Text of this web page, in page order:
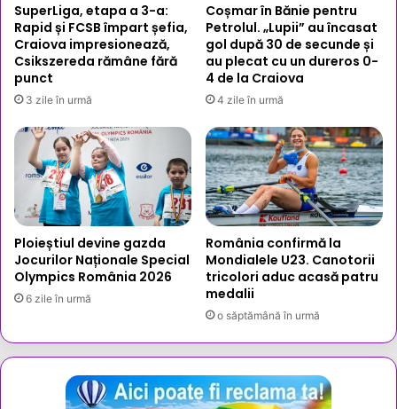
SuperLiga, etapa a 3-a:
Rapid și FCSB împart șefia,
Craiova impresionează,
Csikszereda rămâne fără
punct
3 zile în urmă
Coșmar în Bănie pentru
Petrolul. „Lupii” au încasat
gol după 30 de secunde și
au plecat cu un dureros 0-
4 de la Craiova
4 zile în urmă
Ploieștiul devine gazda
Jocurilor Naționale Special
Olympics România 2026
6 zile în urmă
România confirmă la
Mondialele U23. Canotorii
tricolori aduc acasă patru
medalii
o săptămână în urmă